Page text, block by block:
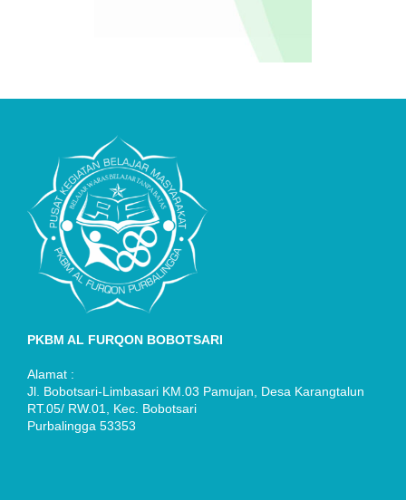
PKBM AL FURQON BOBOTSARI
Alamat :
Jl. Bobotsari-Limbasari KM.03 Pamujan, Desa Karangtalun
RT.05/ RW.01, Kec. Bobotsari
Purbalingga 53353